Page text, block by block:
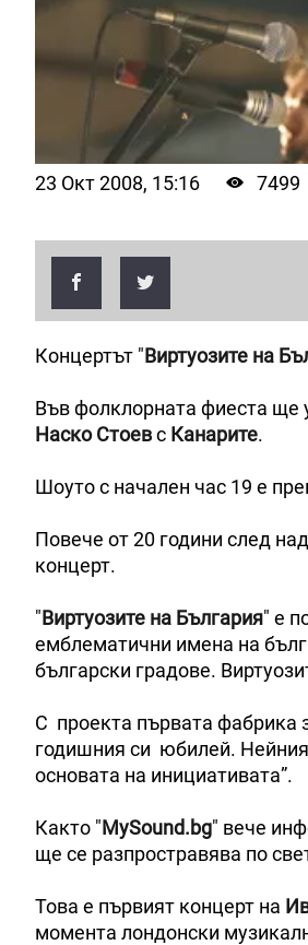
23 Окт 2008, 15:16 7499
Концертът "Виртуозите на
Във фолклорната фиеста ще
Наско Стоевс Канарите.
Шоуто с начален час 19 е
Повече от 20 години след
концерт.
"Виртуозите на България" е
емблематични имена на
български градове.
С проекта първата фабрика
годишния си юбилей.
основата на инициативата”.
Както "MySound.bg" вече
ще се разпростравява по
Това е първият концерт на
момента лондонски